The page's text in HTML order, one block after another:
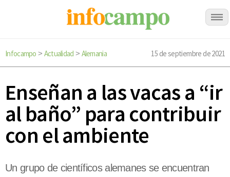
Infocampo > Actualidad > Alemania 15 de septiembre de 2021
Enseñan a las vacas a “ir
al baño” para contribuir
con el ambiente
Un grupo de científicos alemanes se encuentran